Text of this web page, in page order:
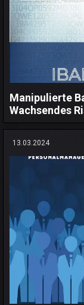
Manipulierte
Wachsendes
13.03.2024